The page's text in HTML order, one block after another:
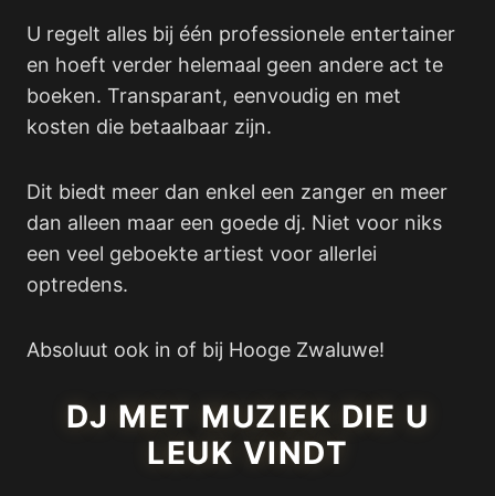
U regelt alles bij één professionele entertainer
en hoeft verder helemaal geen andere act te
boeken. Transparant, eenvoudig en met
kosten die betaalbaar zijn.
Dit biedt meer dan enkel een zanger en meer
dan alleen maar een goede dj. Niet voor niks
een veel geboekte artiest voor allerlei
optredens.
Absoluut ook in of bij Hooge Zwaluwe!
DJ MET MUZIEK DIE U
LEUK VINDT